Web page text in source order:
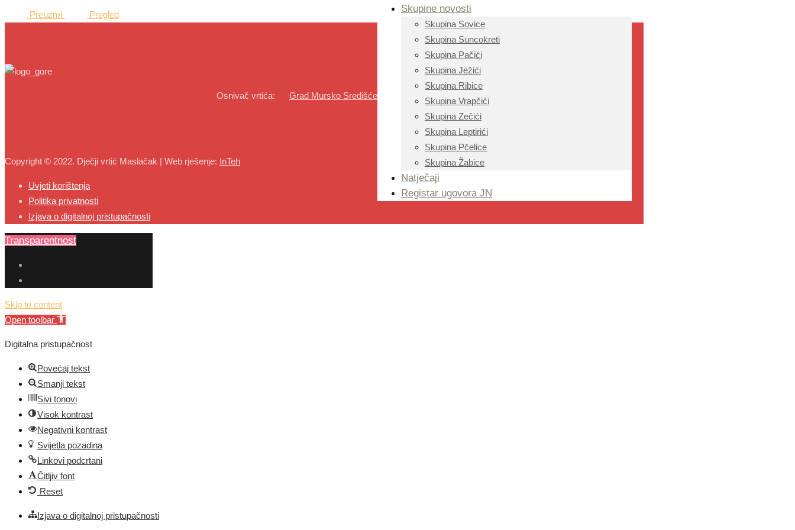
Skupine novosti
Skupina Sovice
Skupina Suncokreti
Skupina Pačići
Skupina Ježići
Skupina Ribice
Skupina Vrapčići
Skupina Zečići
Skupina Leptirići
Skupina Pčelice
Skupina Žabice
Natječaji
Registar ugovora JN
Preuzmi Pregled
Osnivač vrtića: Grad Mursko Središće
Copyright © 2022. Dječji vrtić Maslačak | Web rješenje: InTeh
Uvjeti korištenja
Politika privatnosti
Izjava o digitalnoj pristupačnosti
Transparentnost
Skip to content
Open toolbar
Digitalna pristupačnost
Povećaj tekst
Smanji tekst
Sivi tonovi
Visok kontrast
Negativni kontrast
Svijetla pozadina
Linkovi podcrtani
Čitljiv font
Reset
Izjava o digitalnoj pristupačnosti